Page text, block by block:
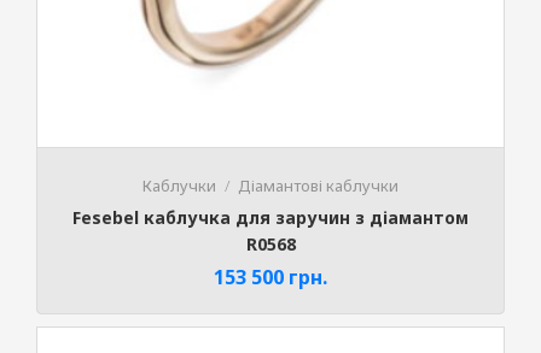
Каблучки Діамантові каблучки
Fesebel каблучка для заручин з діамантом
R0568
153 500 грн.